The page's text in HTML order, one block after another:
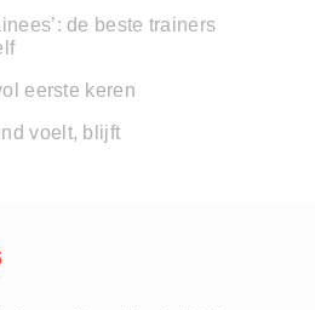
de beste trainers
eerste keren
voelt, blijft